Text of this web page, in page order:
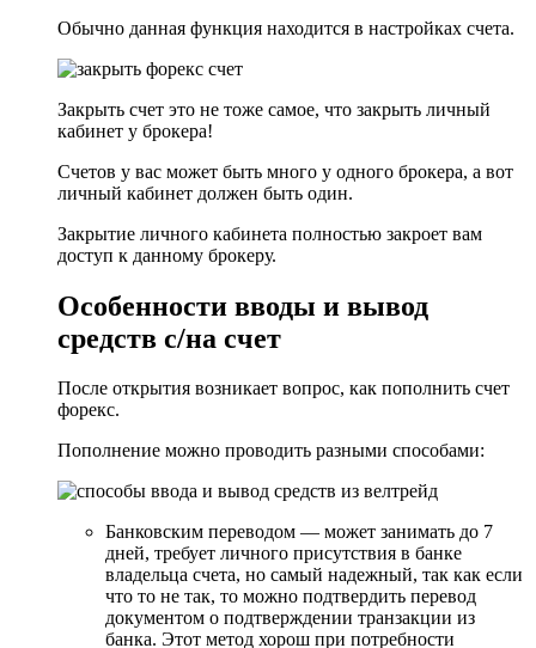
Обычно данная функция находится в настройках счета.
Закрыть счет это не тоже самое, что закрыть личный
кабинет у брокера!
Счетов у вас может быть много у одного брокера, а вот
личный кабинет должен быть один.
Закрытие личного кабинета полностью закроет вам
доступ к данному брокеру.
Особенности вводы и вывод
средств с/на счет
После открытия возникает вопрос, как пополнить счет
форекс.
Пополнение можно проводить разными способами:
Банковским переводом — может занимать до 7
дней, требует личного присутствия в банке
владельца счета, но самый надежный, так как если
что то не так, то можно подтвердить перевод
документом о подтверждении транзакции из
банка. Этот метод хорош при потребности